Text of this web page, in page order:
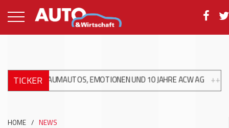
TICKER
TRAUMAUTOS, EMOTIONEN UND 10 JAHRE ACW AG +++ XPENG
HOME / NEWS